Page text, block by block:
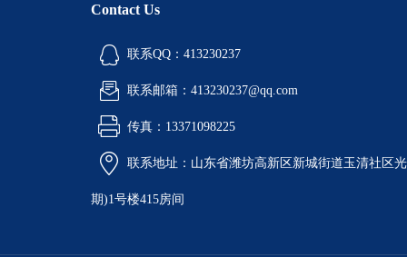
Contact Us
联系QQ：413230237
联系邮箱：413230237@qq.com
传真：13371098225
联系地址：山东省潍坊高新区新城街道玉清社区
期)1号楼415房间